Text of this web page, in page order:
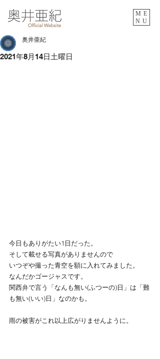
ME
NU
2021年8月14日土曜日
奥井亜紀
今日もありがたい1日だった。
そして載せる写真がありませんので
いつぞや撮った青空を額に入れてみました。
なんだかゴージャスです。
関西弁で言う「なんも無い(ふつーの)日」は「難
も無い(いい)日」なのかも。
雨の被害がこれ以上広がりませんように。